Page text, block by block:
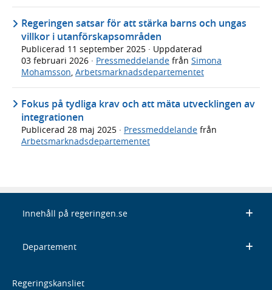
Regeringen satsar för att stärka barns och ungas
villkor i utanförskapsområden
Publicerad 11 september 2025 · Uppdaterad
03 februari 2026 · Pressmeddelande från Simona
Mohamsson, Arbetsmarknadsdepartementet
Fokus på tydliga krav och att mäta utvecklingen av
integrationen
Publicerad 28 maj 2025 · Pressmeddelande från
Arbetsmarknadsdepartementet
Innehåll på regeringen.se
Departement
Regeringskansliet